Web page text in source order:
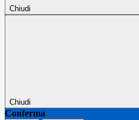
Chiudi
Chiudi
Conferma